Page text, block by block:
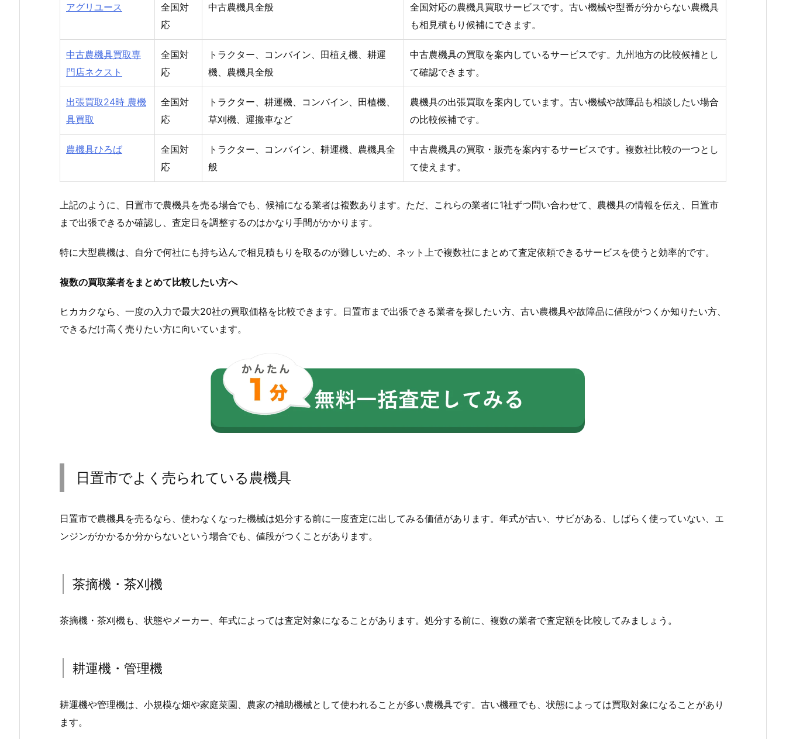
アグリユース
全国対
応
中古農機具全般
全国対応の農機具買取サービスです。古い機械や型番が分からない農機具
も相見積もり候補にできます。
中古農機具買取専
門店ネクスト
全国対
応
トラクター、コンバイン、田植え機、耕運
機、農機具全般
中古農機具の買取を案内しているサービスです。九州地方の比較候補とし
て確認できます。
出張買取24時 農機
具買取
全国対
応
トラクター、耕運機、コンバイン、田植機、
草刈機、運搬車など
農機具の出張買取を案内しています。古い機械や故障品も相談したい場合
の比較候補です。
農機具ひろば
全国対
応
トラクター、コンバイン、耕運機、農機具全
般
中古農機具の買取・販売を案内するサービスです。複数社比較の一つとし
て使えます。
上記のように、日置市で農機具を売る場合でも、候補になる業者は複数あります。ただ、これらの業者に1社ずつ問い合わせて、農機具の情報を伝え、日置市
まで出張できるか確認し、査定日を調整するのはかなり手間がかかります。
特に大型農機は、自分で何社にも持ち込んで相見積もりを取るのが難しいため、ネット上で複数社にまとめて査定依頼できるサービスを使うと効率的です。
複数の買取業者をまとめて比較したい方へ
ヒカカクなら、一度の入力で最大20社の買取価格を比較できます。日置市まで出張できる業者を探したい方、古い農機具や故障品に値段がつくか知りたい方、
できるだけ高く売りたい方に向いています。
日置市でよく売られている農機具
日置市で農機具を売るなら、使わなくなった機械は処分する前に一度査定に出してみる価値があります。年式が古い、サビがある、しばらく使っていない、エ
ンジンがかかるか分からないという場合でも、値段がつくことがあります。
茶摘機・茶刈機
茶摘機・茶刈機も、状態やメーカー、年式によっては査定対象になることがあります。処分する前に、複数の業者で査定額を比較してみましょう。
耕運機・管理機
耕運機や管理機は、小規模な畑や家庭菜園、農家の補助機械として使われることが多い農機具です。古い機種でも、状態によっては買取対象になることがあり
ます。